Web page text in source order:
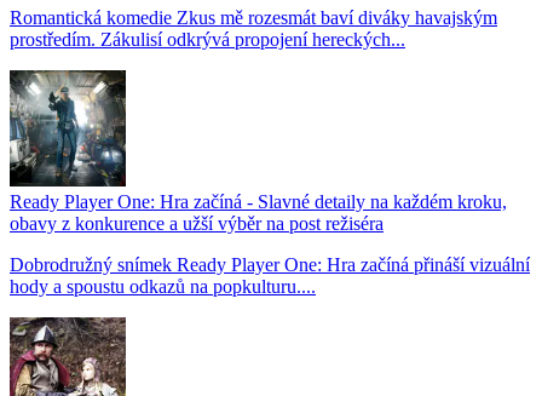
Romantická komedie Zkus mě rozesmát baví diváky havajským
prostředím. Zákulisí odkrývá propojení hereckých...
Ready Player One: Hra začíná - Slavné detaily na každém kroku,
obavy z konkurence a užší výběr na post režiséra
Dobrodružný snímek Ready Player One: Hra začíná přináší vizuální
hody a spoustu odkazů na popkulturu....